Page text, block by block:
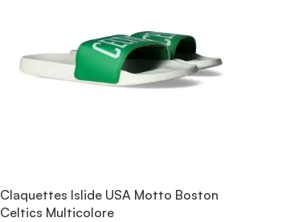
Claquettes Islide USA Motto Boston
Celtics Multicolore